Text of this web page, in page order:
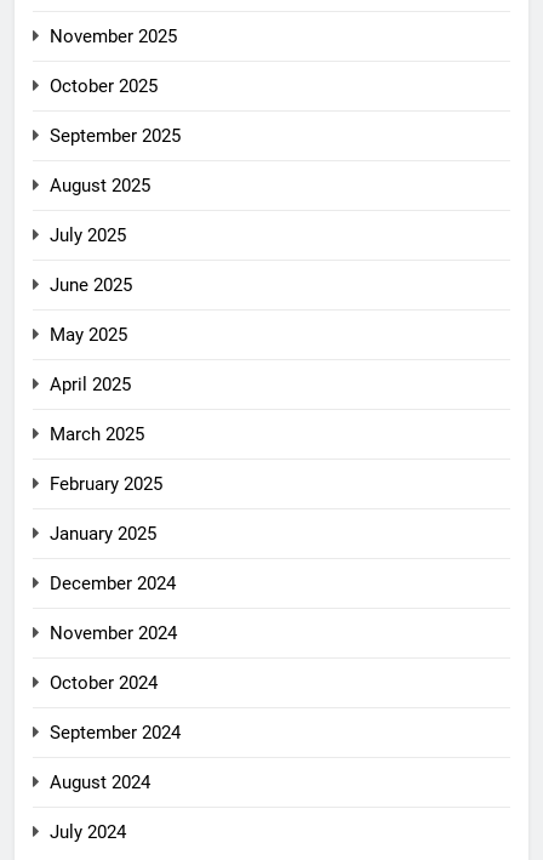
November 2025
October 2025
September 2025
August 2025
July 2025
June 2025
May 2025
April 2025
March 2025
February 2025
January 2025
December 2024
November 2024
October 2024
September 2024
August 2024
July 2024